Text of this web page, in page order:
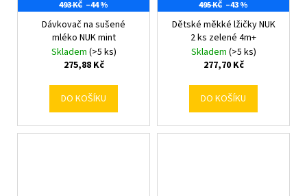
493 KČ –44 %
Dávkovač na sušené
mléko NUK mint
Skladem (>5 ks)
275,88 Kč
DO KOŠÍKU
495 KČ –43 %
Dětské měkké lžičky NUK
2 ks zelené 4m+
Skladem (>5 ks)
277,70 Kč
DO KOŠÍKU